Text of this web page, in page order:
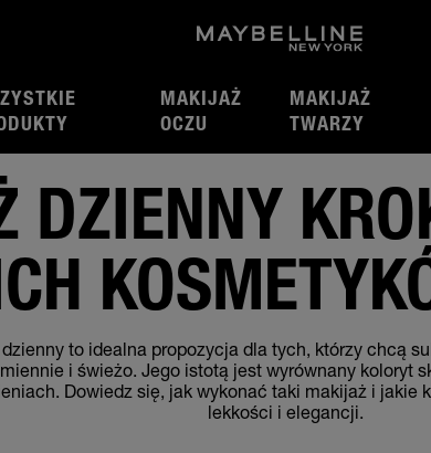
MAKIJAŻ
OCZU
MAKIJAŻ
TWARZY
– jakich kosmetyków użyć?
lipca 03, 2026
to idealna propozycja dla tych, którzy chcą
i świeżo. Jego istotą jest wyrównany koloryt
Dowiedz się, jak wykonać taki makijaż i jakie
lekkości i elegancji.